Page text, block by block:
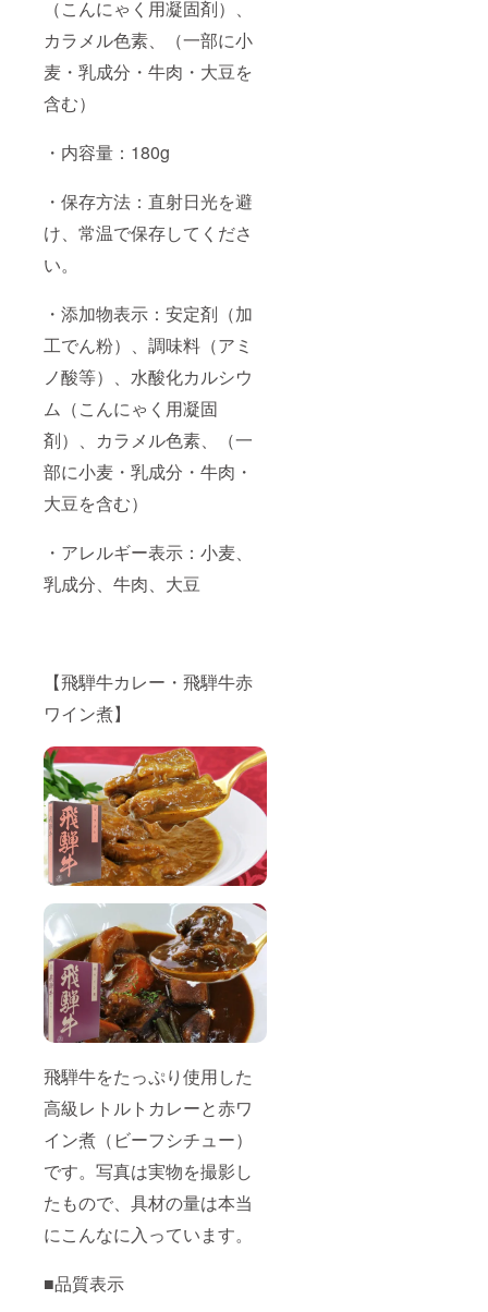
（こんにゃく用凝固剤）、
カラメル色素、（一部に小
麦・乳成分・牛肉・大豆を
含む）
・内容量：180g
・保存方法：直射日光を避
け、常温で保存してくださ
い。
・添加物表示：安定剤（加
工でん粉）、調味料（アミ
ノ酸等）、水酸化カルシウ
ム（こんにゃく用凝固
剤）、カラメル色素、（一
部に小麦・乳成分・牛肉・
大豆を含む）
・アレルギー表示：小麦、
乳成分、牛肉、大豆
【飛騨牛カレー・飛騨牛赤
ワイン煮】
飛騨牛をたっぷり使用した
高級レトルトカレーと赤ワ
イン煮（ビーフシチュー）
です。写真は実物を撮影し
たもので、具材の量は本当
にこんなに入っています。
■品質表示